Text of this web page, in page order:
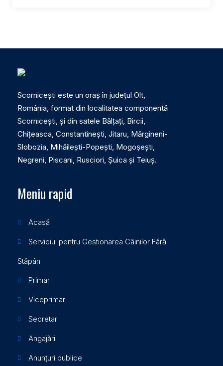
Scornicești este un oraș în județul Olt,
România, format din localitatea componentă
Scornicești, și din satele Bălțați, Bircii,
Chițeasca, Constantinești, Jitaru, Mărgineni-
Slobozia, Mihăilești-Popești, Mogoșești,
Negreni, Piscani, Rusciori, Șuica și Teiuș.
Meniu rapid
Acasă
Serviciul pentru Gestionarea Câinilor Fără
Stăpân
Primar
Viceprimar
Secretar
Angajări
Anunțuri publice